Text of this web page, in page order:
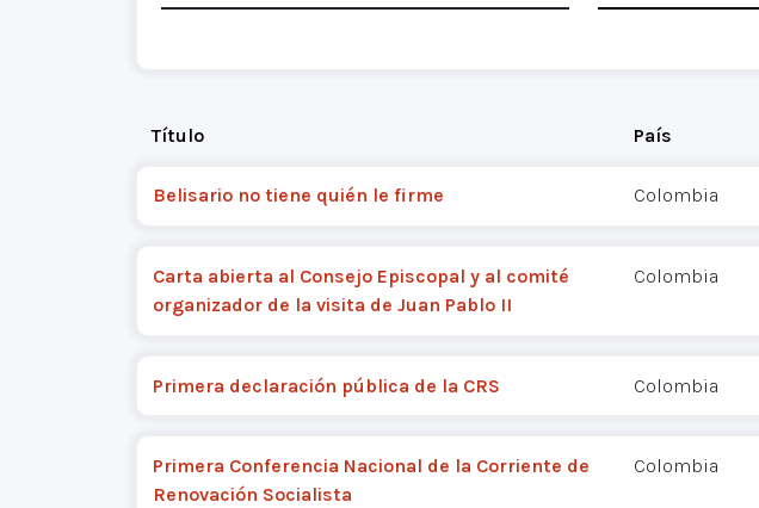
Título País
Belisario no tiene quién le firme Colombia
Carta abierta al Consejo Episcopal y al comité
organizador de la visita de Juan Pablo II
Colombia
Primera declaración pública de la CRS Colombia
Primera Conferencia Nacional de la Corriente de
Renovación Socialista
Colombia